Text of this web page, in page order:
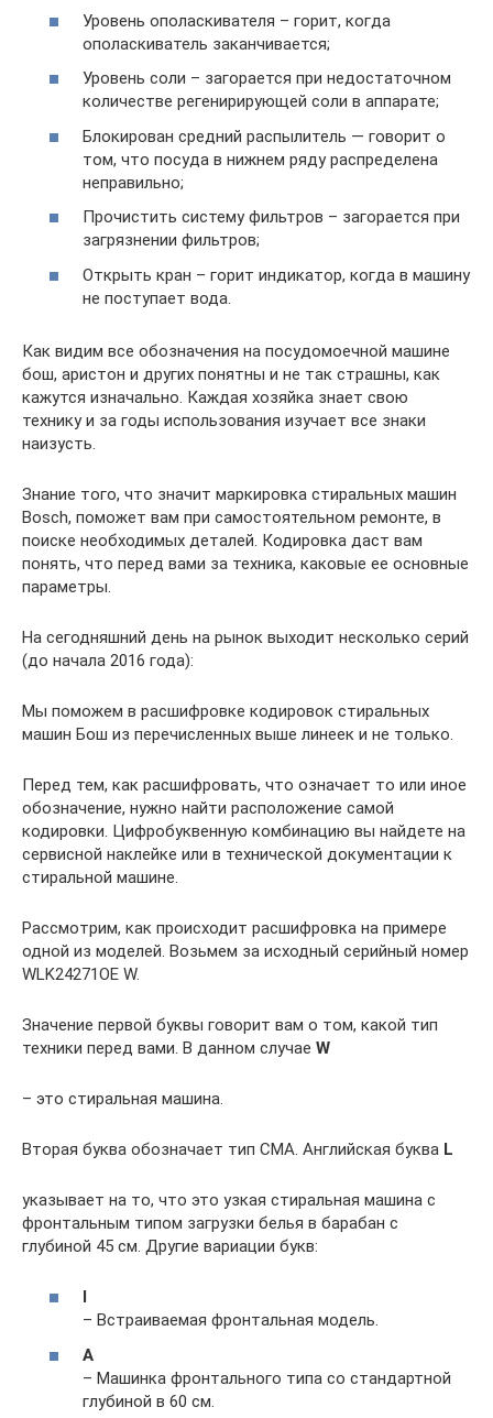
Уровень ополаскивателя – горит, когда
ополаскиватель заканчивается;
Уровень соли – загорается при недостаточном
количестве регенирирующей соли в аппарате;
Блокирован средний распылитель — говорит о
том, что посуда в нижнем ряду распределена
неправильно;
Прочистить систему фильтров – загорается при
загрязнении фильтров;
Открыть кран – горит индикатор, когда в машину
не поступает вода.
Как видим все обозначения на посудомоечной машине
бош, аристон и других понятны и не так страшны, как
кажутся изначально. Каждая хозяйка знает свою
технику и за годы использования изучает все знаки
наизусть.
Знание того, что значит маркировка стиральных машин
Bosch, поможет вам при самостоятельном ремонте, в
поиске необходимых деталей. Кодировка даст вам
понять, что перед вами за техника, каковые ее основные
параметры.
На сегодняшний день на рынок выходит несколько серий
(до начала 2016 года):
Мы поможем в расшифровке кодировок стиральных
машин Бош из перечисленных выше линеек и не только.
Перед тем, как расшифровать, что означает то или иное
обозначение, нужно найти расположение самой
кодировки. Цифробуквенную комбинацию вы найдете на
сервисной наклейке или в технической документации к
стиральной машине.
Рассмотрим, как происходит расшифровка на примере
одной из моделей. Возьмем за исходный серийный номер
WLK24271OE W.
Значение первой буквы говорит вам о том, какой тип
техники перед вами. В данном случае W
– это стиральная машина.
Вторая буква обозначает тип СМА. Английская буква L
указывает на то, что это узкая стиральная машина с
фронтальным типом загрузки белья в барабан с
глубиной 45 см. Другие вариации букв:
I
– Встраиваемая фронтальная модель.
A
– Машинка фронтального типа со стандартной
глубиной в 60 см.